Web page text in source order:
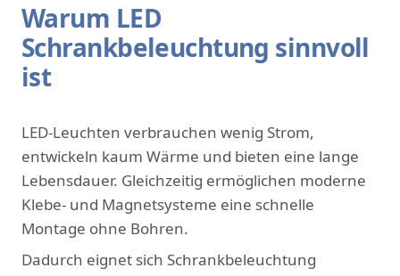
Warum LED
Schrankbeleuchtung sinnvoll
ist
LED-Leuchten verbrauchen wenig Strom,
entwickeln kaum Wärme und bieten eine lange
Lebensdauer. Gleichzeitig ermöglichen moderne
Klebe- und Magnetsysteme eine schnelle
Montage ohne Bohren.
Dadurch eignet sich Schrankbeleuchtung